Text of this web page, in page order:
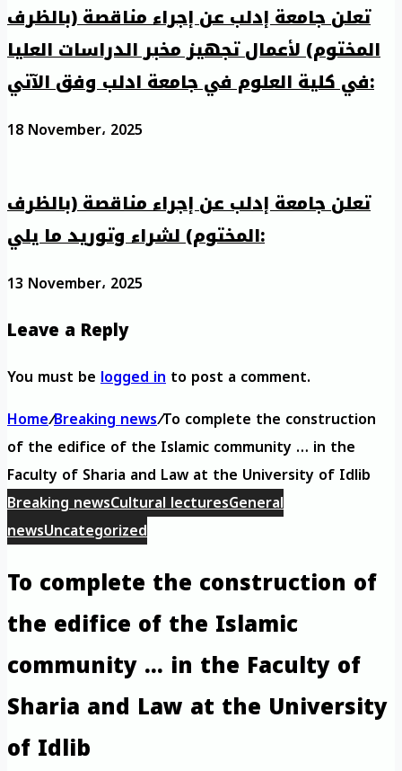
تعلن جامعة إدلب عن إجراء مناقصة (بالظرف
المختوم) لأعمال تجهيز مخبر الدراسات العليا
في كلية العلوم في جامعة ادلب وفق الآتي:
18 November، 2025
تعلن جامعة إدلب عن إجراء مناقصة (بالظرف
المختوم) لشراء وتوريد ما يلي:
13 November، 2025
Leave a Reply
You must belogged into post a comment.
Home/Breaking news/To complete the construction
of the edifice of the Islamic community … in the
Faculty of Sharia and Law at the University of Idlib
Breaking newsCultural lecturesGeneral
newsUncategorized
To complete the construction of
the edifice of the Islamic
community … in the Faculty of
Sharia and Law at the University
of Idlib